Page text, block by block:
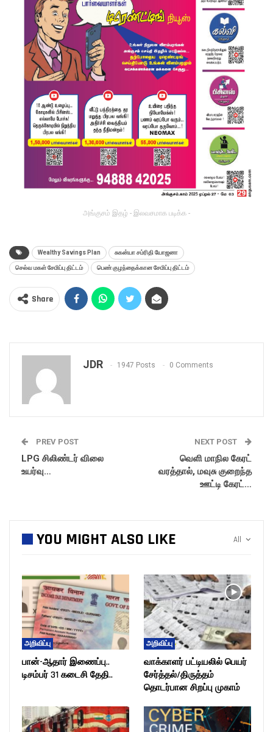
அங்குசம் இதழ் - இலவசமாக படிக்க -
Wealthy Savings Plan சுகன்யா சம்ரிதி யோஜனா
செல்வ மகள் சேமிப்பு திட்டம் பெண் குழந்தைக்கான சேமிப்பு திட்டம்
Share
JDR 1947 Posts 0 Comments
PREV POST
LPG சிலிண்டர் விலை
உயர்வு…
NEXT POST
வெளி மாநில கேரட்
வரத்தால், மவுசு குறைந்த
ஊட்டி கேரட்…
All
YOU MIGHT ALSO LIKE
அறிவிப்பு
பான்-ஆதார் இணைப்பு..
டிசம்பர் 31 கடைசி தேதி..
அறிவிப்பு
வாக்காளர் பட்டியலில் பெயர்
சேர்த்தல்/திருத்தம்
தொடர்பான சிறப்பு முகாம்